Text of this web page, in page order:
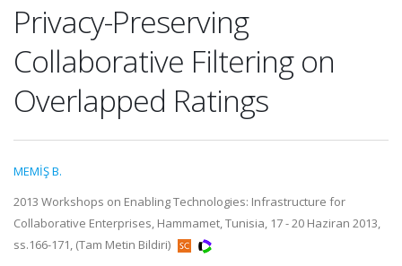
Privacy-Preserving
Collaborative Filtering on
Overlapped Ratings
MEMİŞ B.
2013 Workshops on Enabling Technologies: Infrastructure for
Collaborative Enterprises, Hammamet, Tunisia, 17 - 20 Haziran 2013,
ss.166-171, (Tam Metin Bildiri)